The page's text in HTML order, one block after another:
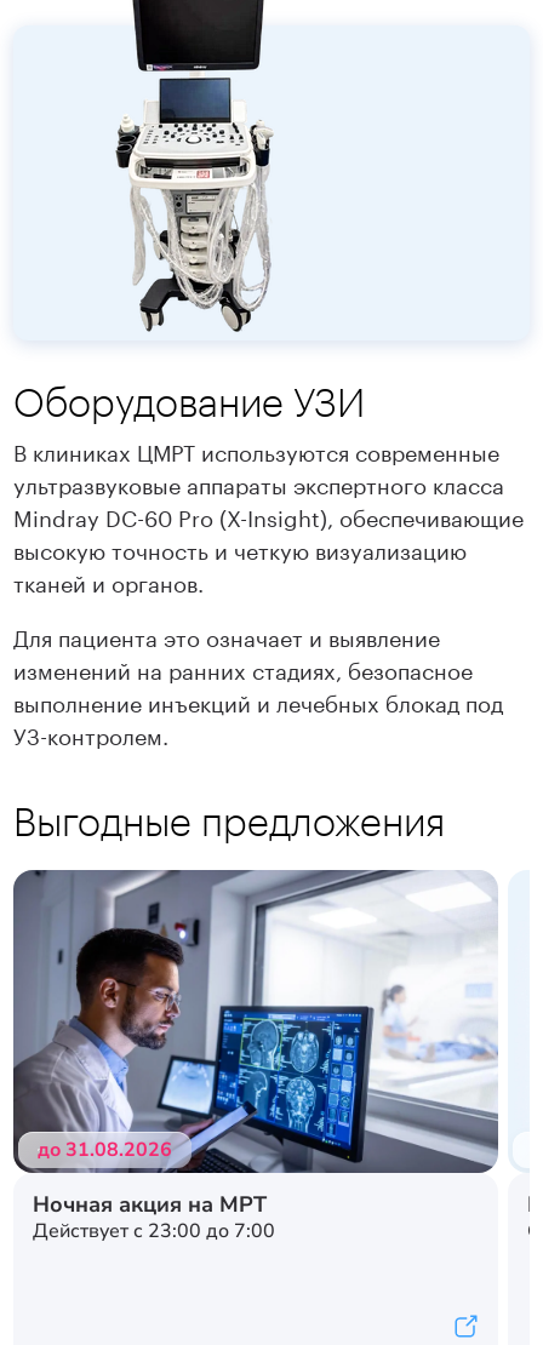
Оборудование УЗИ
В клиниках ЦМРТ используются современные
ультразвуковые аппараты экспертного класса
Mindray DC-60 Pro (X-Insight), обеспечивающие
высокую точность и четкую визуализацию
тканей и органов.
Для пациента это означает и выявление
изменений на ранних стадиях, безопасное
выполнение инъекций и лечебных блокад под
УЗ-контролем.
Выгодные предложения
до 31.08.2026
Ночная акция на МРТ
Действует с 23:00 до 7:00